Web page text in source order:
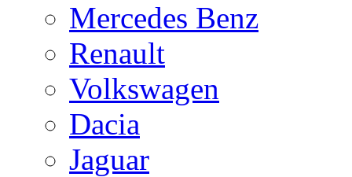
Mercedes Benz
Renault
Volkswagen
Dacia
Jaguar